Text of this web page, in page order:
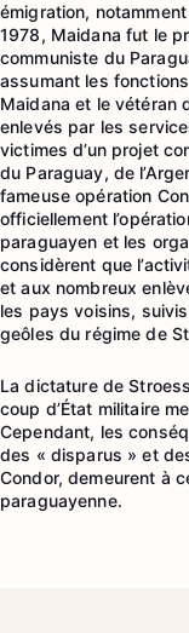
émigration,
1978, Maidana fut le
communiste du
assumant les
Maidana et le vétéran
enlevés par les
victimes d’un projet
du Paraguay, de
fameuse opération
officiellement
paraguayen et les
considèrent que
et aux nombreux
les pays voisins,
geôles du régime de
La dictature de
coup d’État militaire
Cependant, les
des « disparus » et
Condor, demeurent à
paraguayenne.